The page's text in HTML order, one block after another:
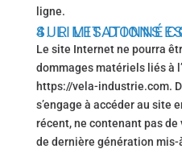
ligne.
4. LIMITATIONS CONTRACTUELLES
Le site Internet ne pourra
dommages matériels liés à
https://vela-industrie.com.
s’engage à accéder au site
récent, ne contenant pas
de dernière génération mis-